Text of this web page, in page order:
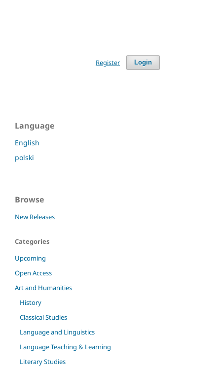
Login
Register
Language
English
polski
Browse
New Releases
Categories
Upcoming
Open Access
Art and Humanities
History
Classical Studies
Language and Linguistics
Language Teaching & Learning
Literary Studies